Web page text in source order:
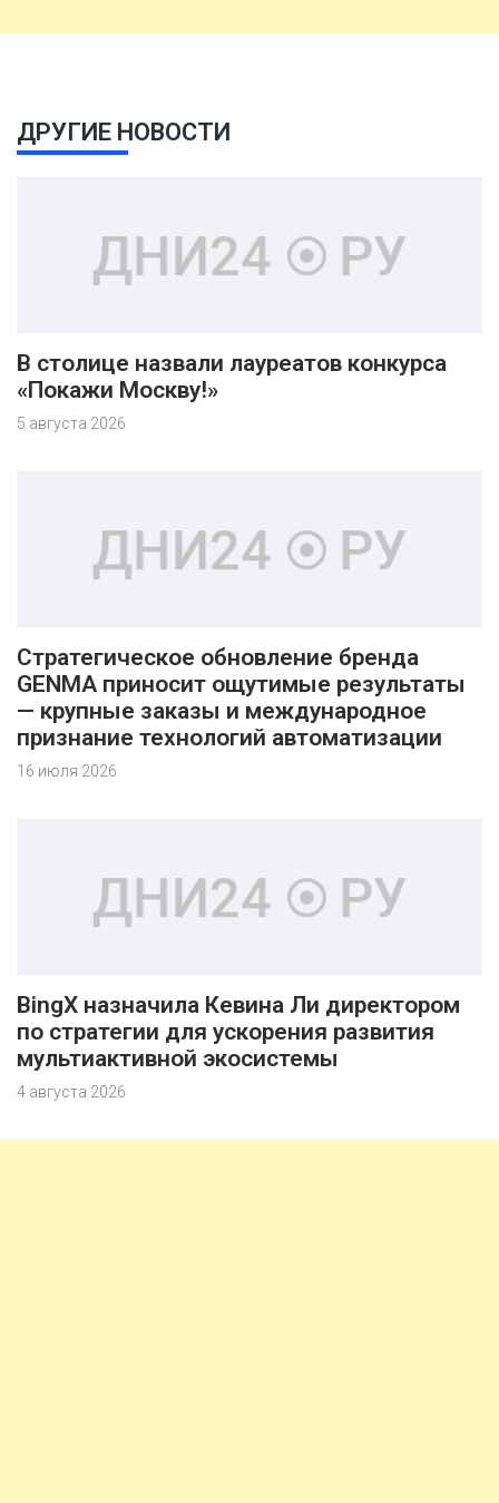
ДРУГИЕ НОВОСТИ
В столице назвали лауреатов конкурса
«Покажи Москву!»
5 августа 2026
Стратегическое обновление бренда
GENMA приносит ощутимые результаты
— крупные заказы и международное
признание технологий автоматизации
16 июля 2026
BingX назначила Кевина Ли директором
по стратегии для ускорения развития
мультиактивной экосистемы
4 августа 2026